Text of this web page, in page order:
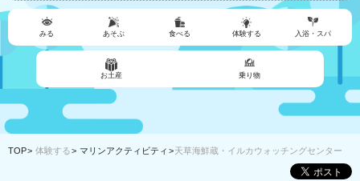
みる あそぶ 食べる 体験する 入浴・スパ
お土産 乗り物
TOP 体験する マリンアクティビティ 天草海鮮蔵・イルカウォッチングセンター